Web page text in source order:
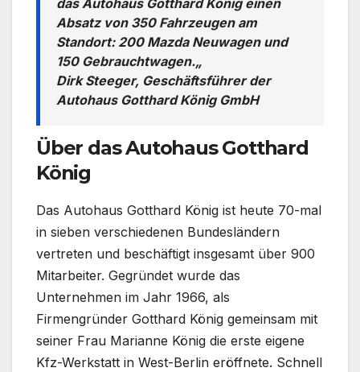
Absatz von 350 Fahrzeugen am
Standort: 200 Mazda Neuwagen und
150 Gebrauchtwagen.„
Dirk Steeger, Geschäftsführer der
Autohaus Gotthard König GmbH
Über das Autohaus Gotthard
König
Das Autohaus Gotthard König ist heute 70-mal
in sieben verschiedenen Bundesländern
vertreten und beschäftigt insgesamt über 900
Mitarbeiter. Gegründet wurde das
Unternehmen im Jahr 1966, als
Firmengründer Gotthard König gemeinsam mit
seiner Frau Marianne König die erste eigene
Kfz-Werkstatt in West-Berlin eröffnete. Schnell